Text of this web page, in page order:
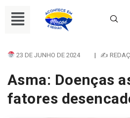
23 DE JUNHO DE 2024 | ✍
Asma: Doenças
fatores